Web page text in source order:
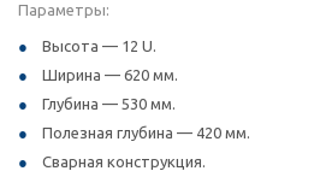
Параметры:
Высота — 12 U.
Ширина — 620 мм.
Глубина — 530 мм.
Полезная глубина — 420 мм.
Сварная конструкция.